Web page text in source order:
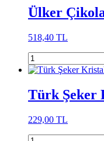
Ülker
518,40 TL
Türk Şeker
229,00 TL